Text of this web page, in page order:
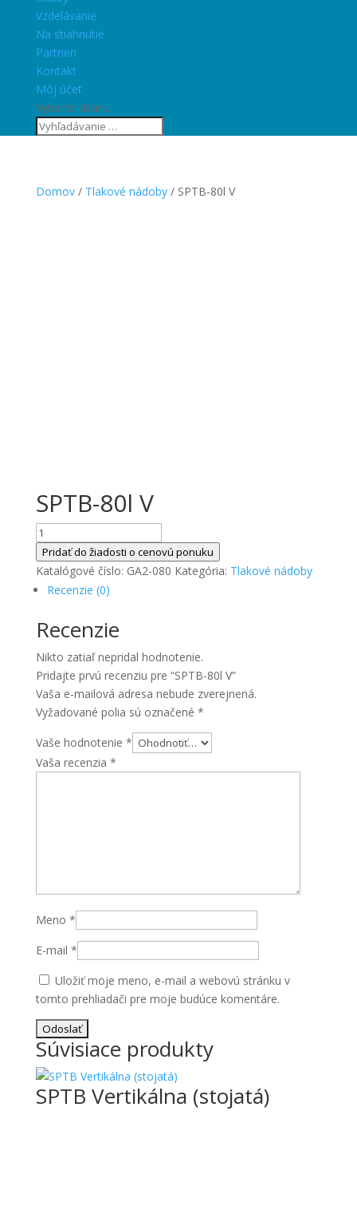
Vzdelávanie
Na stiahnutie
Partneri
Kontakt
Môj účet
Vyberte stranu
Domov/ Tlakové nádoby/ SPTB-80l V
SPTB-80l V
množstvo
SPTB-
80l
V
Pridať do žiadosti o cenovú ponuku
Katalógové číslo: GA2-080 Kategória: Tlakové nádoby
Recenzie (0)
Recenzie
Nikto zatiaľ nepridal hodnotenie.
Pridajte prvú recenziu pre “SPTB-80l V”
Vaša e-mailová adresa nebude zverejnená.
Vyžadované polia sú označené *
Vaše hodnotenie *
Vaša recenzia *
Meno *
E-mail *
Uložiť moje meno, e-mail a webovú stránku v
tomto prehliadači pre moje budúce komentáre.
Súvisiace produkty
SPTB Vertikálna (stojatá)